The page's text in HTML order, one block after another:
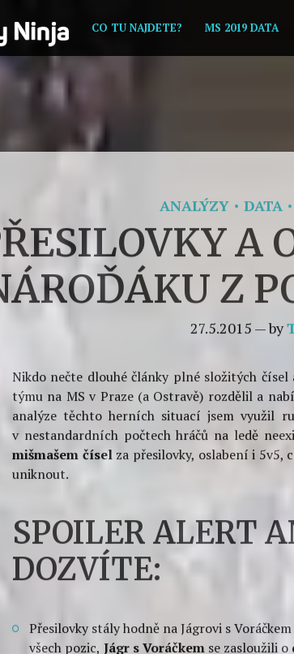
CO TU NAJDETE? MS 2019 DATA
ANALÝZY DATA
PŘESILOVKY A
NÁROĎÁKU Z
týmu na MS v Praze (a Ostravě) rozdělil a
analýze těchto herních situací jsem využil